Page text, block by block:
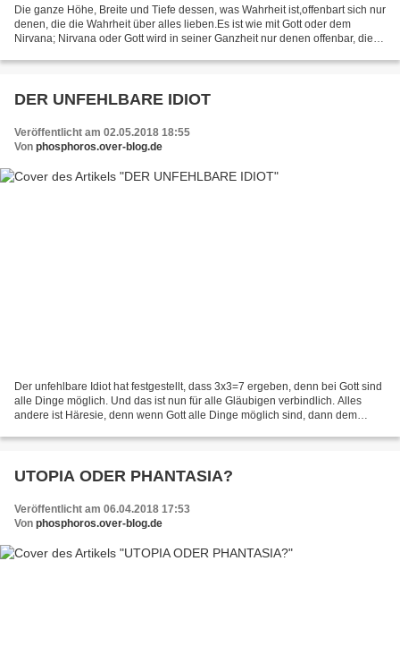
Die ganze Höhe, Breite und Tiefe dessen, was Wahrheit ist,offenbart sich nur
denen, die die Wahrheit über alles lieben.Es ist wie mit Gott oder dem
Nirvana; Nirvana oder Gott wird in seiner Ganzheit nur denen offenbar, die
DER UNFEHLBARE IDIOT
Veröffentlicht am 02.05.2018 18:55
Von phosphoros.over-blog.de
Der unfehlbare Idiot hat festgestellt, dass 3x3=7 ergeben, denn bei Gott sind
alle Dinge möglich. Und das ist nun für alle Gläubigen verbindlich. Alles
andere ist Häresie, denn wenn Gott alle Dinge möglich sind, dann dem
UTOPIA ODER PHANTASIA?
Veröffentlicht am 06.04.2018 17:53
Von phosphoros.over-blog.de